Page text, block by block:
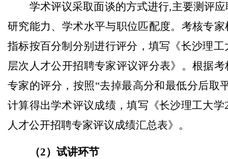
学术评议采取面谈的方式进行,主要测评
研究能力、学术水平与职位匹配度。考核专
指标按百分制分别进行评分，填写《长沙理工
层次人才公开招聘专家评议评分表》。根据
专家的评分，按照“去掉最高分和最低分后取
计算得出学术评议成绩，填写《长沙理工大学
人才公开招聘专家评议成绩汇总表》。
（2）试讲环节